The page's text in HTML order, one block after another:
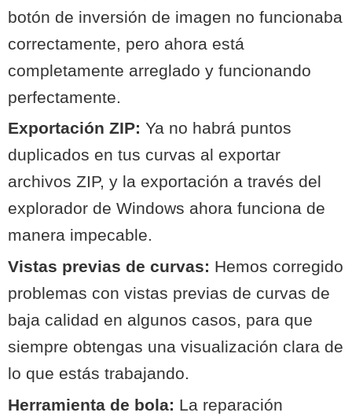
botón de inversión de imagen no funcionaba
correctamente, pero ahora está
completamente arreglado y funcionando
perfectamente.
Exportación ZIP: Ya no habrá puntos
duplicados en tus curvas al exportar
archivos ZIP, y la exportación a través del
explorador de Windows ahora funciona de
manera impecable.
Vistas previas de curvas: Hemos corregido
problemas con vistas previas de curvas de
baja calidad en algunos casos, para que
siempre obtengas una visualización clara de
lo que estás trabajando.
Herramienta de bola: La reparación